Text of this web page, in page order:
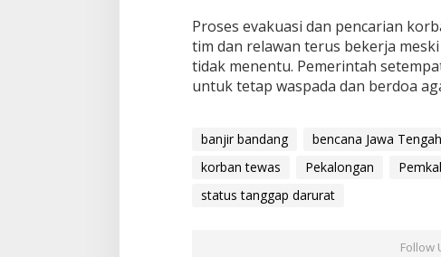
Proses evakuasi dan pencarian
tim dan relawan terus bekerja
tidak menentu. Pemerintah
untuk tetap waspada dan berdoa
banjir bandang bencana Jawa Tengah
korban tewas
Pekalongan
status tanggap darurat
Follow